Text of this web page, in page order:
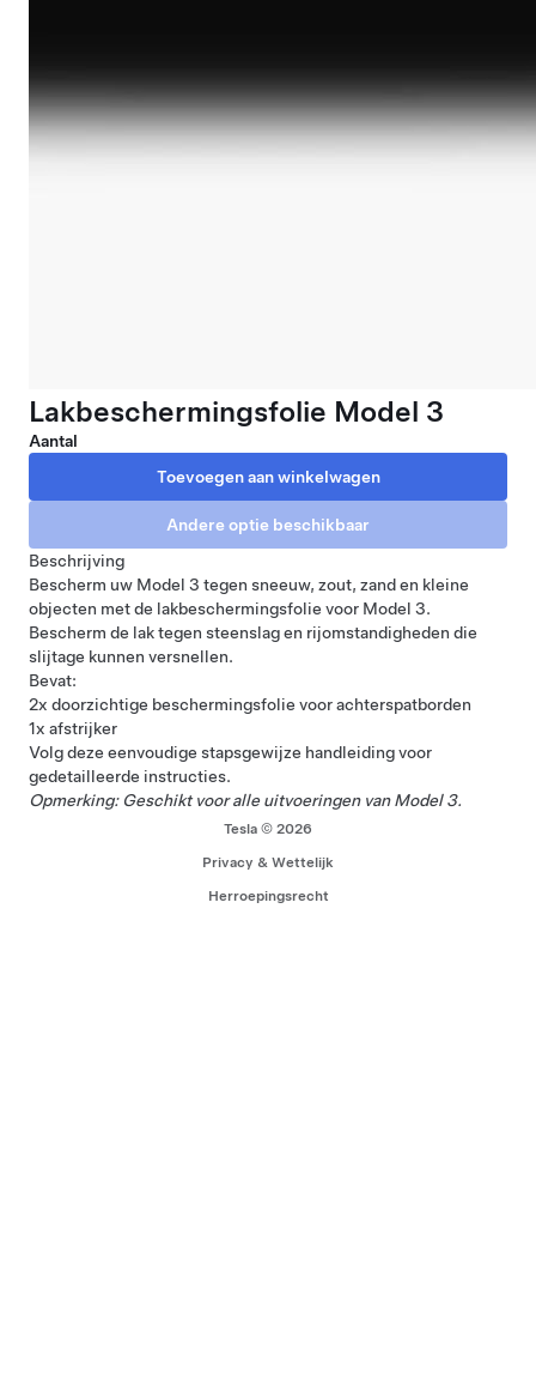
Lakbeschermingsfolie Model 3
Aantal
Beschrijving
Bescherm uw Model 3 tegen sneeuw, zout, zand en kleine
objecten met de lakbeschermingsfolie voor Model 3.
Bescherm de lak tegen steenslag en rijomstandigheden die
slijtage kunnen versnellen.
Bevat:
2x doorzichtige beschermingsfolie voor achterspatborden
1x afstrijker
Volg deze eenvoudige stapsgewijze handleidingvoor
gedetailleerde instructies.
Opmerking: Geschikt voor alle uitvoeringen van Model 3.
Tesla © 2026
Privacy & Wettelijk
Herroepingsrecht